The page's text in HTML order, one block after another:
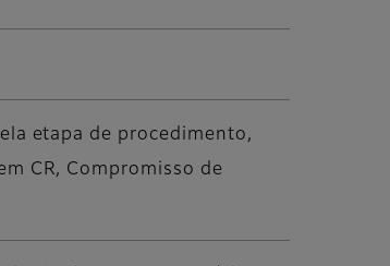
etapa de procedimento,
CR, Compromisso de